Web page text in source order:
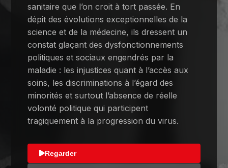
sanitaire que l’on croit à tort passée. En
dépit des évolutions exceptionnelles de la
science et de la médecine, ils dressent un
constat glaçant des dysfonctionnements
politiques et sociaux engendrés par la
maladie : les injustices quant à l’accès aux
soins, les discriminations à l’égard des
minorités et surtout l’absence de réelle
volonté politique qui participent
tragiquement à la progression du virus.
Regarder